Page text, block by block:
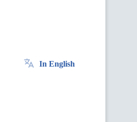
In English